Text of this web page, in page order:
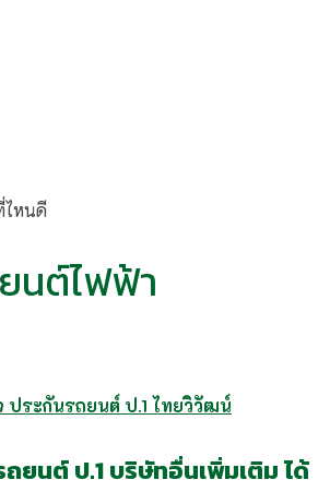
นต์ไฟฟ้า
ประกันรถยนต์ ป.1 ไทยวิวัฒน์
ถยนต์ ป.1 บริษัทอื่นเพิ่มเติม ได้